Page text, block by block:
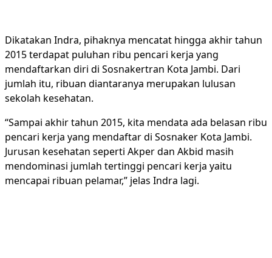
Dikatakan Indra, pihaknya mencatat hingga akhir tahun
2015 terdapat puluhan ribu pencari kerja yang
mendaftarkan diri di Sosnakertran Kota Jambi. Dari
jumlah itu, ribuan diantaranya merupakan lulusan
sekolah kesehatan.
“Sampai akhir tahun 2015, kita mendata ada belasan ribu
pencari kerja yang mendaftar di Sosnaker Kota Jambi.
Jurusan kesehatan seperti Akper dan Akbid masih
mendominasi jumlah tertinggi pencari kerja yaitu
mencapai ribuan pelamar,” jelas Indra lagi.